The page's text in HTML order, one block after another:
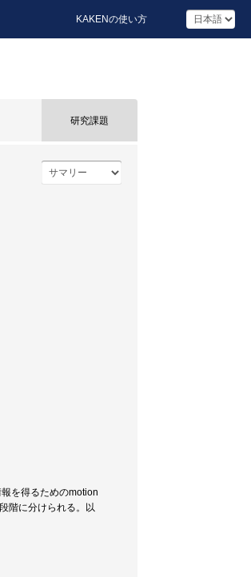
KAKENの使い方
研究課題
を得るためのmotion
階に分けられる。以